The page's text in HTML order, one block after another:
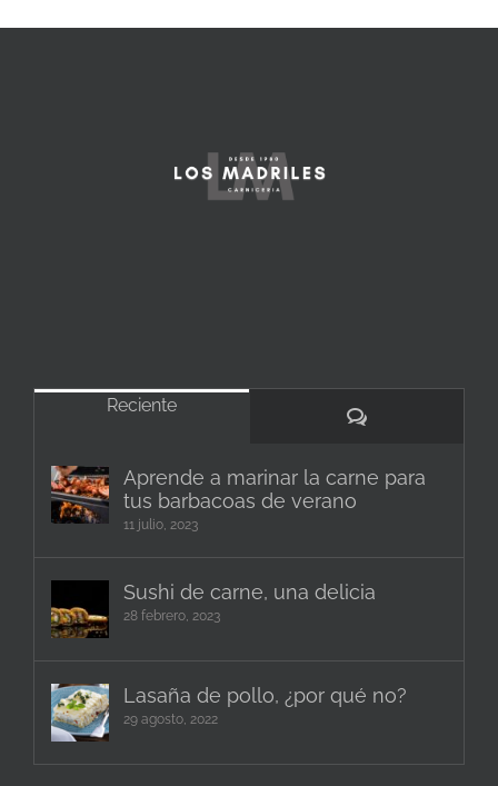
Reciente
Comentarios
Aprende a marinar la carne para
tus barbacoas de verano
11 julio, 2023
Sushi de carne, una delicia
28 febrero, 2023
Lasaña de pollo, ¿por qué no?
29 agosto, 2022